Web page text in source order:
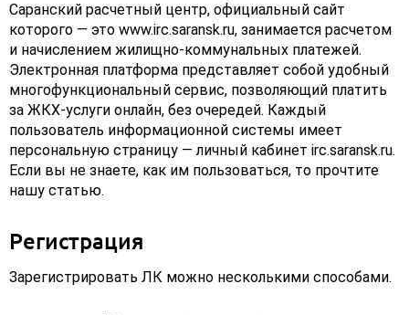
Саранский расчетный центр, официальный сайт
которого — это www.irc.saransk.ru, занимается расчетом
и начислением жилищно-коммунальных платежей.
Электронная платформа представляет собой удобный
многофункциональный сервис, позволяющий платить
за ЖКХ-услуги онлайн, без очередей. Каждый
пользователь информационной системы имеет
персональную страницу — личный кабинет irc.saransk.ru.
Если вы не знаете, как им пользоваться, то прочтите
нашу статью.
Регистрация
Зарегистрировать ЛК можно несколькими способами.